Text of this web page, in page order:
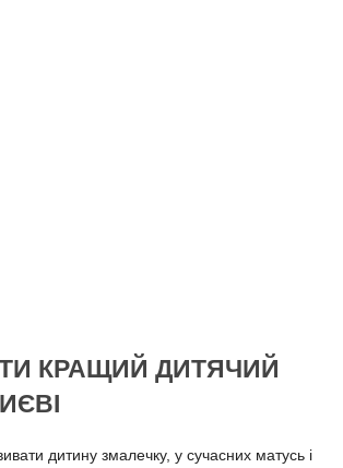
КРАЩИЙ ДИТЯЧИЙ
дитину змалечку, у сучасних матусь і